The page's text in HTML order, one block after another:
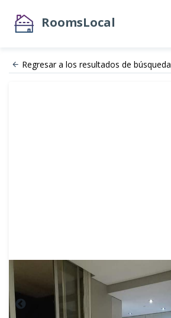
RoomsLocal
Regresar a los resultados de búsqueda